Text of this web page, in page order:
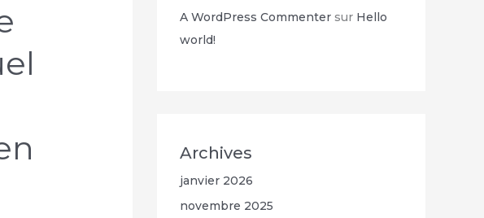
A WordPress Commenter sur Hello
world!
Archives
janvier 2026
novembre 2025